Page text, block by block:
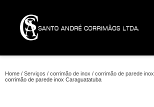
Home Serviços corrimão de inox
corrimão de parede inox
corrimão de parede inox Caraguatatuba